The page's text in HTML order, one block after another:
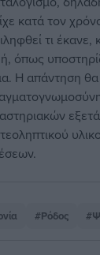
κατά τον
τι έκανε,
όπως
Η απάντηση θα
#Ρόδος